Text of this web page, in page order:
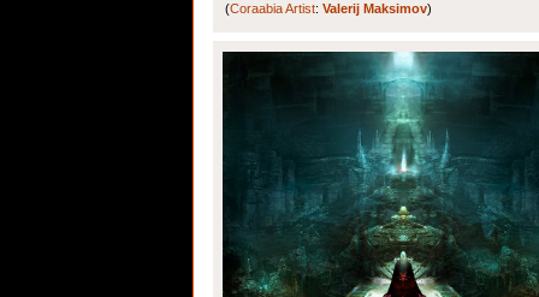
(Coraabia Artist: Valerij Maksimov)